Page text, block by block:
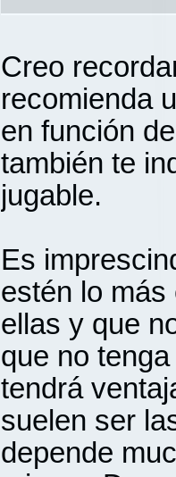
Creo
recomienda
en función
también te
jugable.
Es
estén lo
ellas y que
que no
tendrá
suelen ser
depende